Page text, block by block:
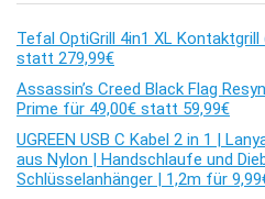
Tefal OptiGrill 4in1 XL Kontaktgrill
statt 279,99€
Assassin’s Creed Black Flag
Prime für 49,00€ statt 59,99€
UGREEN USB C Kabel 2 in 1 |
aus Nylon | Handschlaufe und
Schlüsselanhänger | 1,2m für